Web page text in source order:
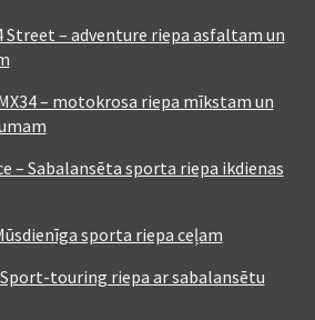
Street – adventure riepa asfaltam un
– motokrosa riepa mīkstam un
– Sabalansēta sporta riepa ikdienas
sporta riepa ceļam
Sport-touring riepa ar sabalansētu